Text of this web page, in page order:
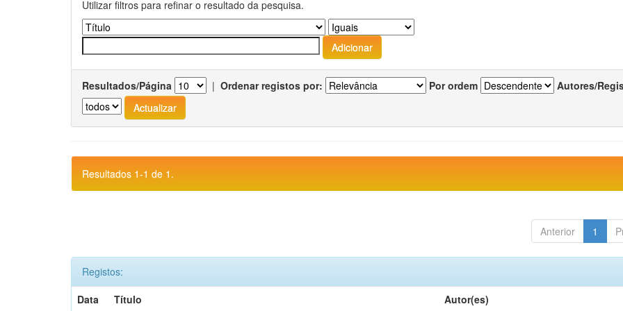
Utilizar filtros para refinar o resultado da pesquisa.
Resultados/Página | Ordenar registos por: Por ordem Autores/
Resultados 1-1 de 1.
Anterior 1
Registos:
Data
Título Autor(es)